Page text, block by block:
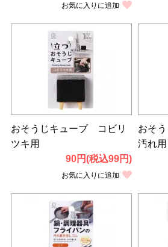
お気に入りに追加
おそうじキューブ コビリ
ツキ用
90円(税込99円)
お気に入りに追加
おそ
汚れ用